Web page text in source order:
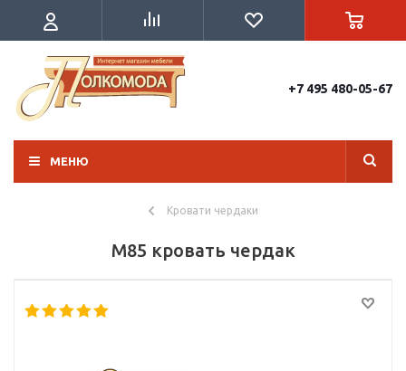
+7 495 480-05-67
МЕНЮ
Кровати чердаки
М85 кровать чердак